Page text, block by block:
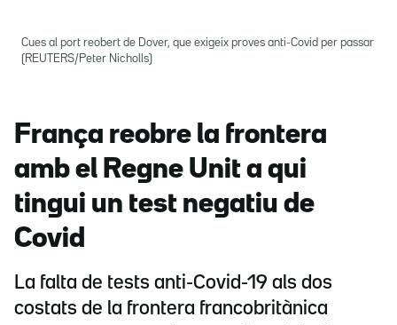
Cues al port reobert de Dover, que exigeix proves anti-Covid per passar
(REUTERS/Peter Nicholls)
França reobre la frontera
amb el Regne Unit a qui
tingui un test negatiu de
Covid
La falta de tests anti-Covid-19 als dos
costats de la frontera francobritànica